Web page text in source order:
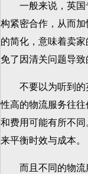
一般来说，英国
构紧密合作，从而
的简化，意味着卖
免了因清关问题导致
不要以为听到的
性高的物流服务往
和费用可能有所不
来平衡时效与成本。
而且不同的物流